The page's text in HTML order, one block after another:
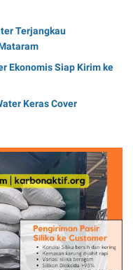
Terjangkau
Ekonomis Siap Kirim ke
Keras Cover